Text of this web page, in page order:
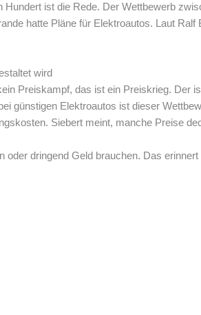
ist die Rede. Der Wettbewerb
hatte Pläne für Elektroautos. Laut
wird
Preiskampf, das ist ein Preiskrieg. Der
günstigen Elektroautos ist dieser
Siebert meint, manche Preise
dringend Geld brauchen. Das